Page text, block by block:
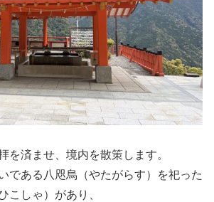
を済ませ、境内を散策します。
である八咫烏（やたがらす）を祀った
こしゃ）があり、